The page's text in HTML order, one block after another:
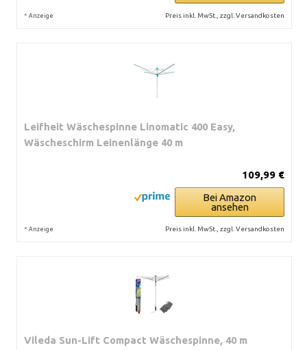
* Anzeige Preis inkl. MwSt., zzgl. Versandkosten
Leifheit Wäschespinne Linomatic 400 Easy,
Wäscheschirm Leinenlänge 40 m
109,99 €
Bei Amazon
ansehen
* Anzeige Preis inkl. MwSt., zzgl. Versandkosten
Vileda Sun-Lift Compact Wäschespinne, 40 m